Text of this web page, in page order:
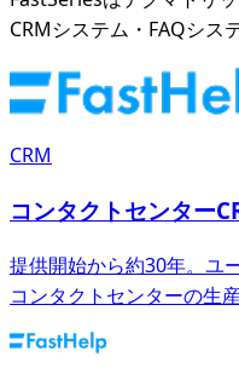
CRMシステム・FAQシス
CRM
コンタクトセンター
提供開始から約30年。ユ
コンタクトセンターの生